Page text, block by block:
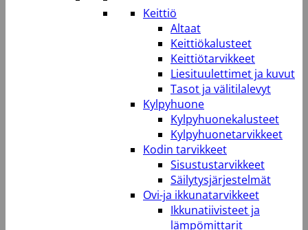
Keittiö
Altaat
Keittiökalusteet
Keittiötarvikkeet
Liesituulettimet ja kuvut
Tasot ja välitilalevyt
Kylpyhuone
Kylpyhuonekalusteet
Kylpyhuonetarvikkeet
Kodin tarvikkeet
Sisustustarvikkeet
Säilytysjärjestelmät
Ovi-ja ikkunatarvikkeet
Ikkunatiivisteet ja
lämpömittarit